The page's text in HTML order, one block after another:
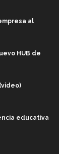
al
HUB de
educativa